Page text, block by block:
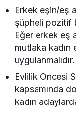
Erkek eşin/eş
şüpheli pozitif
Eğer erkek eş
mutlaka kadın
uygulanmalıdır.
Evlilik Öncesi
kapsamında
kadın